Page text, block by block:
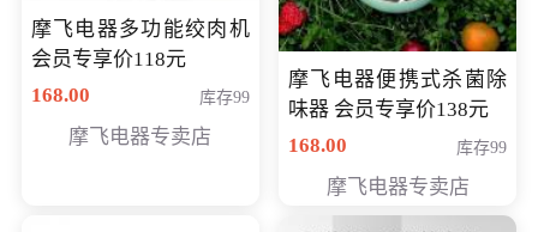
摩飞电器多功能绞肉机
会员专享价118元
168.00
库存99
摩飞电器专卖店
摩飞电器便携式杀菌除
味器 会员专享价138元
168.00
库存99
摩飞电器专卖店